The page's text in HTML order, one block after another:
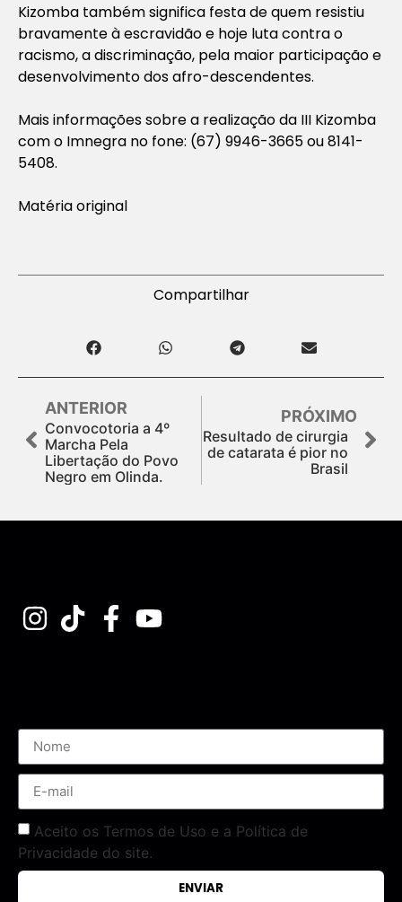
Kizomba também significa festa de quem resistiu
bravamente à escravidão e hoje luta contra o
racismo, a discriminação, pela maior participação e
desenvolvimento dos afro-descendentes.
Mais informações sobre a realização da III Kizomba
com o Imnegra no fone: (67) 9946-3665 ou 8141-
5408.
Matéria original
Compartilhar
ANTERIOR
Convocotoria a 4º
Marcha Pela
Libertação do Povo
Negro em Olinda.
PRÓXIMO
Resultado de cirurgia
de catarata é pior no
Brasil
Aceito os Termos de Uso e a Política de
Privacidade do site.
ENVIAR